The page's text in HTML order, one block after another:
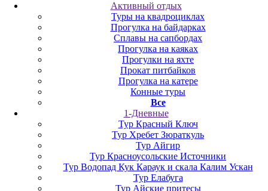
Активный отдых
Туры на квадроциклах
Прогулка на байдарках
Сплавы на сапбордах
Прогулка на каяках
Прогулки на яхте
Прокат питбайков
Прогулка на катере
Конные туры
Все
1-Дневные
Тур Красный Ключ
Тур Хребет Зюраткуль
Тур Айгир
Тур Красноусольские Источники
Тур Водопад Кук Караук и скала Калим Ускан
Тур Елабуга
Тур Айские притесы